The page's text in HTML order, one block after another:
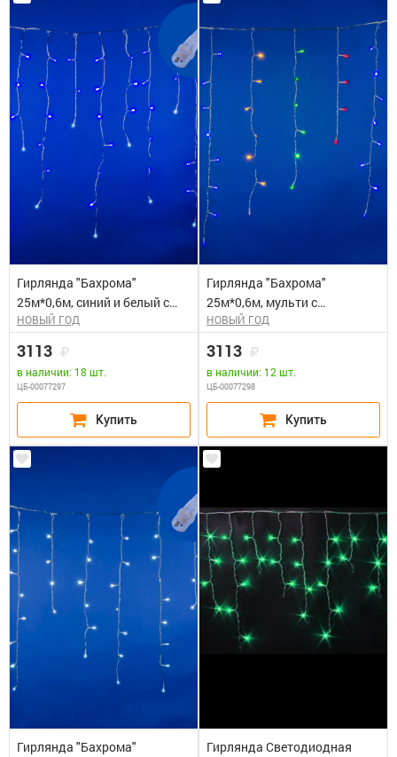
Гирлянда "Бахрома"
25м*0,6м, синий и белый с
мерцанием, 440
светодиодов, IP44,провод
прозрачный, соединяемая,
ULD-B25006-440/TTK BLUE-
WHITE
НОВЫЙ ГОД
3113
в наличии: 18 шт.
ЦБ-00077297
Гирлянда "Бахрома"
25м*0,6м, мульти с
мерцанием, 440
светодиодов, IP44,провод
прозрачный, соединяемая,
ULD-B25006-440/TTK MULTI
НОВЫЙ ГОД
3113
в наличии: 12 шт.
ЦБ-00077298
Гирлянда "Бахрома"
Гирлянда Светодиодная